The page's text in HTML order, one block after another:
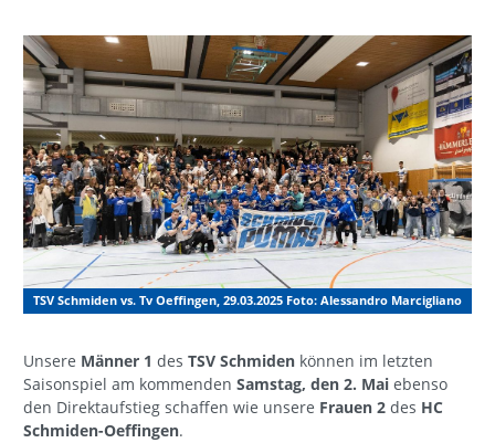
TSV Schmiden vs. Tv Oeffingen, 29.03.2025 Foto: Alessandro Marcigliano
Unsere Männer 1 des TSV Schmiden können im letzten
Saisonspiel am kommenden Samstag, den 2. Mai ebenso
den Direktaufstieg schaffen wie unsere Frauen 2 des HC
Schmiden-Oeffingen.